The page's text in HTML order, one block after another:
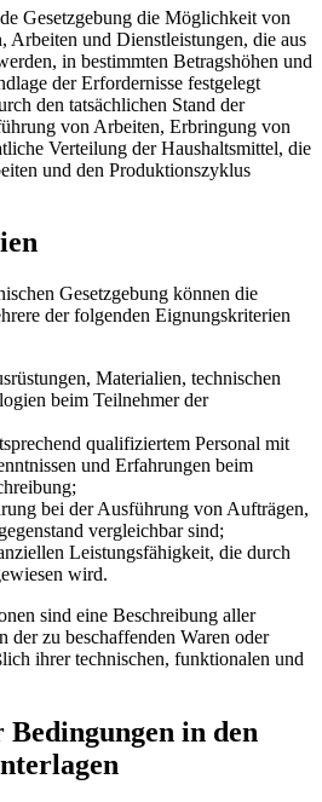
Gesetzgebung die Möglichkeit von
Arbeiten und Dienstleistungen, die aus
in bestimmten Betragshöhen und
der Erfordernisse festgelegt
den tatsächlichen Stand der
von Arbeiten, Erbringung von
Verteilung der Haushaltsmittel, die
und den Produktionszyklus
Gesetzgebung können die
der folgenden Eignungskriterien
Materialien, technischen
beim Teilnehmer der
qualifiziertem Personal mit
und Erfahrungen beim
bei der Ausführung von Aufträgen,
vergleichbar sind;
Leistungsfähigkeit, die durch
wird.
sind eine Beschreibung aller
der zu beschaffenden Waren oder
ihrer technischen, funktionalen und
in den